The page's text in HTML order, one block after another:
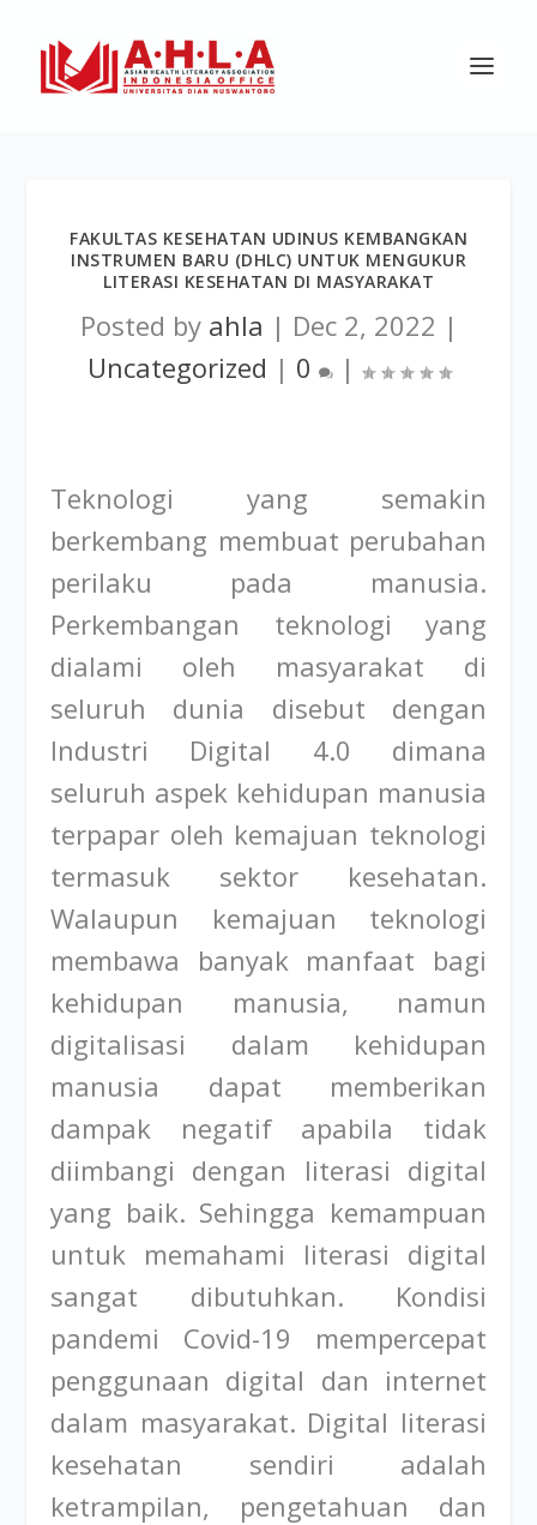
FAKULTAS KESEHATAN UDINUS KEMBANGKAN
INSTRUMEN BARU (DHLC) UNTUK MENGUKUR
LITERASI KESEHATAN DI MASYARAKAT
Posted by ahla | Dec 2, 2022 |
Uncategorized | 0 |
Teknologi yang semakin
berkembang membuat perubahan
perilaku pada manusia.
Perkembangan teknologi yang
dialami oleh masyarakat di
seluruh dunia disebut dengan
Industri Digital 4.0 dimana
seluruh aspek kehidupan manusia
terpapar oleh kemajuan teknologi
termasuk sektor kesehatan.
Walaupun kemajuan teknologi
membawa banyak manfaat bagi
kehidupan manusia, namun
digitalisasi dalam kehidupan
manusia dapat memberikan
dampak negatif apabila tidak
diimbangi dengan literasi digital
yang baik. Sehingga kemampuan
untuk memahami literasi digital
sangat dibutuhkan. Kondisi
pandemi Covid-19 mempercepat
penggunaan digital dan internet
dalam masyarakat. Digital literasi
kesehatan sendiri adalah
ketrampilan, pengetahuan dan